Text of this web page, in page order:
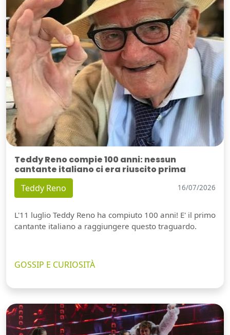
Teddy Reno compie 100 anni: nessun
cantante italiano ci era riuscito prima
Teddy Reno 16/07/2026
L'11 luglio Teddy Reno ha compiuto 100 anni! E' il primo
cantante italiano a raggiungere questo traguardo.
GOSSIP E CURIOSITÀ